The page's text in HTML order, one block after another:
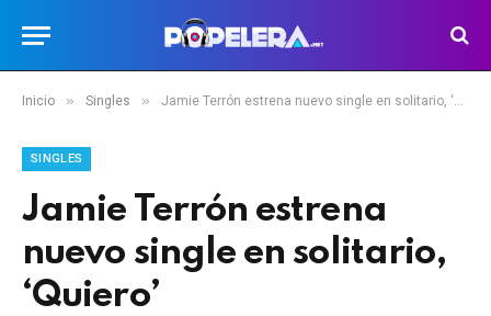
Inicio » Singles » Jamie Terrón estrena nuevo single en solitario, ‘Quiero’
SINGLES
Jamie Terrón estrena
nuevo single en solitario,
‘Quiero’